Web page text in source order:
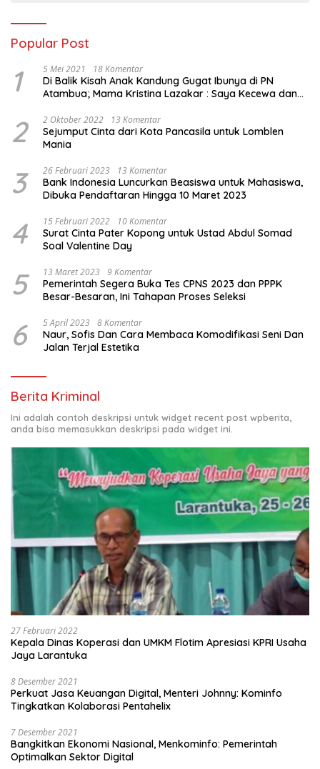
Popular Post
1 5 Mei 2021 18 Komentar
Di Balik Kisah Anak Kandung Gugat Ibunya di PN
Atambua; Mama Kristina Lazakar : Saya Kecewa dan
2 2 Oktober 2022 13 Komentar
Sejumput Cinta dari Kota Pancasila untuk Lomblen
Mania
3 26 Februari 2023 13 Komentar
Bank Indonesia Luncurkan Beasiswa untuk Mahasiswa,
Dibuka Pendaftaran Hingga 10 Maret 2023
4 15 Februari 2022 10 Komentar
Surat Cinta Pater Kopong untuk Ustad Abdul Somad
Soal Valentine Day
5 13 Maret 2023 9 Komentar
Pemerintah Segera Buka Tes CPNS 2023 dan PPPK
Besar-Besaran, Ini Tahapan Proses Seleksi
6 5 April 2023 8 Komentar
Naur, Sofis Dan Cara Membaca Komodifikasi Seni Dan
Jalan Terjal Estetika
Berita Kriminal
Ini adalah contoh deskripsi untuk widget recent post wpberita,
anda bisa memasukkan deskripsi pada widget ini.
27 Februari 2022
Kepala Dinas Koperasi dan UMKM Flotim Apresiasi KPRI Usaha
Jaya Larantuka
8 Desember 2021
Perkuat Jasa Keuangan Digital, Menteri Johnny: Kominfo
Tingkatkan Kolaborasi Pentahelix
7 Desember 2021
Bangkitkan Ekonomi Nasional, Menkominfo: Pemerintah
Optimalkan Sektor Digital